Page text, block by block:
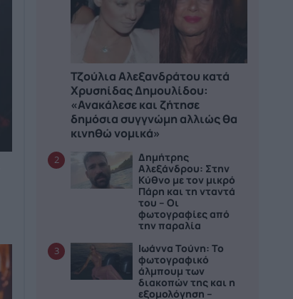
Τζούλια Αλεξανδράτου κατά
Χρυσηίδας Δημουλίδου:
«Ανακάλεσε και ζήτησε
δημόσια συγγνώμη αλλιώς θα
κινηθώ νομικά»
2
Δημήτρης
Αλεξάνδρου: Στην
Κύθνο με τον μικρό
Πάρη και τη νταντά
του – Οι
φωτογραφίες από
την παραλία
3
Ιωάννα Τούνη: Το
φωτογραφικό
άλμπουμ των
διακοπών της και η
εξομολόγηση –